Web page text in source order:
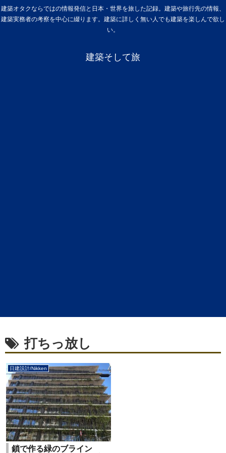
建築オタクならではの情報発信と日本・世界を旅した記録。建築や旅行先の情報、
建築実務者の考察を中心に綴ります。建築に詳しく無い人でも建築を楽しんで欲し
い。
建築そして旅
打ちっ放し
日建設計/Nikken
鎖で作る緑のブライン